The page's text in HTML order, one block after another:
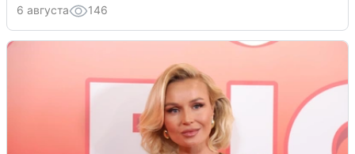
6 августа 146